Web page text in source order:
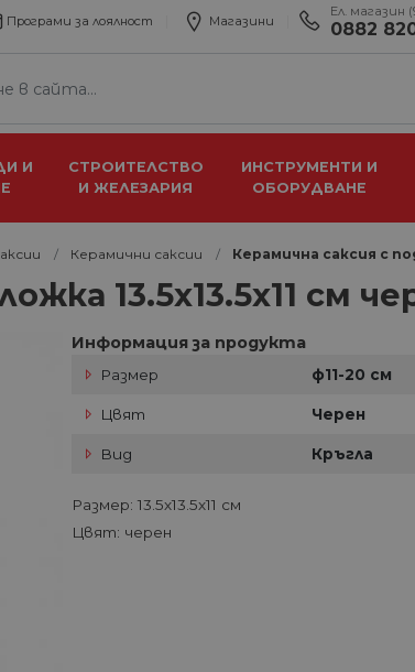
Програми за лоялност Магазини
Ел. магазин
0882
И
СТРОИТЕЛСТВО
И ЖЕЛЕЗАРИЯ
ИНСТРУМЕНТИ И
ОБОРУДВАНЕ
Керамични саксии Керамична саксия с
13.5х13.5х11 см
Информация за продукта
Размер ф11-20 см
Цвят Черен
Вид Кръгла
Размер: 13.5х13.5х11 см
Цвят: черен